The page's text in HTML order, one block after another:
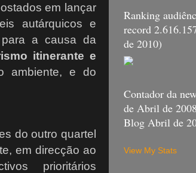
em lançar
autárquicos e
para a causa da
itinerante e
ambiente, e do
do outro quartel
em direcção ao
prioritários
Ranking
record
de 2010)
Contador da
de Abril de
Blog Abril de
View My Stats